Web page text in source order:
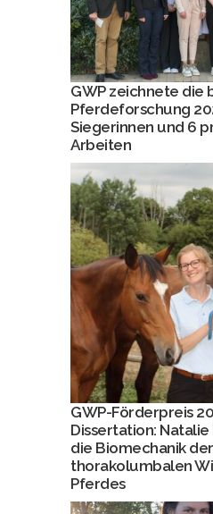
GWP zeichnete die
Pferdeforschung
Siegerinnen und 6
Arbeiten
GWP-Förderpreis
Dissertation:
die Biomechanik der
thorakolumbalen
Pferdes